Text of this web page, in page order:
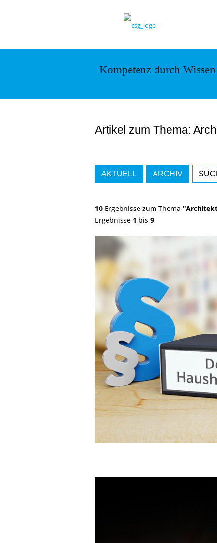
Kompetenz durch Wissen
Artikel zum Thema:
AKTUELL ARCHIV
10Ergebnisse zum Thema
Ergebnisse 1 bis 9